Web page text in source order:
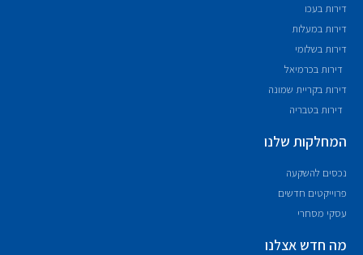
דירות בעכו
דירות במעלות
דירות בשלומי
דירות בכרמיאל
דירות בקריית שמונה
דירות בטבריה
המחלקות שלנו
נכסים להשקעה
פרוייקטים חדשים
עסקי מסחרי
מה חדש אצלנו